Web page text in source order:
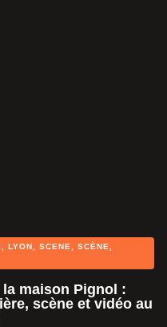
LYON SCENE SCÈNE
maison Pignol :
scène et vidéo au